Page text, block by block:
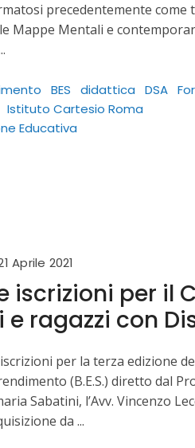
precedentemente
Mappe Mentali e
BES didattica DSA
Istituto Cartesio Roma
Educativa
Aprile 2021
iscrizioni per il
ragazzi con
per la terza edizione
(B.E.S.) diretto dal
Sabatini, l’Avv. Vincenzo
da